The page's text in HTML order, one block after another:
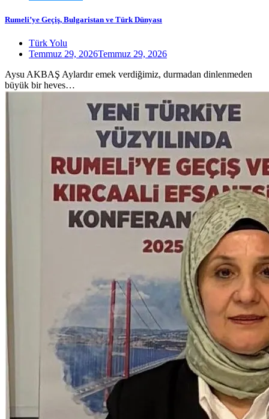
Rumeli’ye Geçiş, Bulgaristan ve Türk Dünyası
Türk Yolu
Temmuz 29, 2026Temmuz 29, 2026
Aysu AKBAŞ Aylardır emek verdiğimiz, durmadan dinlenmeden
büyük bir heves…